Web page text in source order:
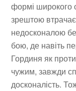
формі широкого
зрештою втрачає
недосконалою
бою, де навіть
Гординя як
чужим, завжди
досконалість.